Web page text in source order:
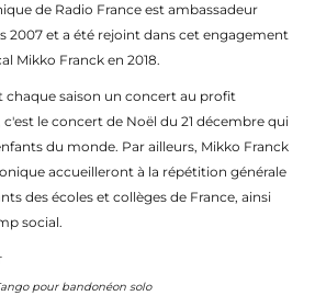
de Radio France est ambassadeur
2007 et a été rejoint dans cet engagement
Mikko Franck en 2018.
chaque saison un concert au profit
c'est le concert de Noël du 21 décembre qui
du monde. Par ailleurs, Mikko Franck
accueilleront à la répétition générale
des écoles et collèges de France, ainsi
social.
pour bandonéon solo